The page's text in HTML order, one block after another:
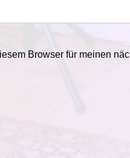
Browser für meinen